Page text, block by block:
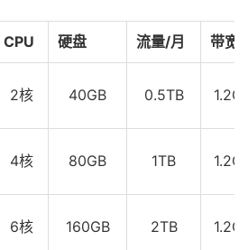
CPU 硬盘 流量/月 带宽
2核 40GB 0.5TB
4核 80GB 1TB
6核 160GB 2TB